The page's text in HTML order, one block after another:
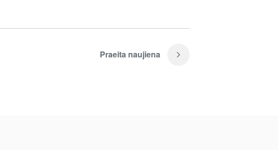
Praeita naujiena